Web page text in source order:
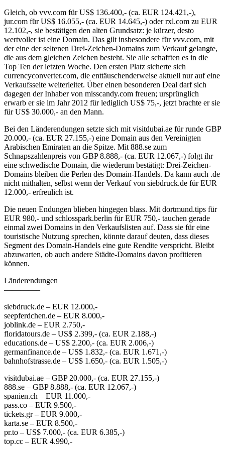
Gleich, ob vvv.com für US$ 136.400,- (ca. EUR 124.421,-),
jur.com für US$ 16.055,- (ca. EUR 14.645,-) oder rxl.com zu EUR
12.102,-, sie bestätigen den alten Grundsatz: je kürzer, desto
wertvoller ist eine Domain. Das gilt insbesondere für vvv.com, mit
der eine der seltenen Drei-Zeichen-Domains zum Verkauf gelangte,
die aus dem gleichen Zeichen besteht. Sie alle schafften es in die
Top Ten der letzten Woche. Den ersten Platz sicherte sich
currencyconverter.com, die enttäuschenderweise aktuell nur auf eine
Verkaufsseite weiterleitet. Über einen besonderen Deal darf sich
dagegen der Inhaber von misscandy.com freuen; ursprünglich
erwarb er sie im Jahr 2012 für lediglich US$ 75,-, jetzt brachte er sie
für US$ 30.000,- an den Mann.
Bei den Länderendungen setzte sich mit visitdubai.ae für runde GBP
20.000,- (ca. EUR 27.155,-) eine Domain aus den Vereinigten
Arabischen Emiraten an die Spitze. Mit 888.se zum
Schnapszahlenpreis von GBP 8.888,- (ca. EUR 12.067,-) folgt ihr
eine schwedische Domain, die wiederum bestätigt: Drei-Zeichen-
Domains bleiben die Perlen des Domain-Handels. Da kann auch .de
nicht mithalten, selbst wenn der Verkauf von siebdruck.de für EUR
12.000,- erfreulich ist.
Die neuen Endungen blieben hingegen blass. Mit dortmund.tips für
EUR 980,- und schlosspark.berlin für EUR 750,- tauchen gerade
einmal zwei Domains in den Verkaufslisten auf. Dass sie für eine
touristische Nutzung sprechen, könnte darauf deuten, dass dieses
Segment des Domain-Handels eine gute Rendite verspricht. Bleibt
abzuwarten, ob auch andere Städte-Domains davon profitieren
können.
Länderendungen
————–
siebdruck.de – EUR 12.000,-
seepferdchen.de – EUR 8.000,-
joblink.de – EUR 2.750,-
floridatours.de – US$ 2.399,- (ca. EUR 2.188,-)
educations.de – US$ 2.200,- (ca. EUR 2.006,-)
germanfinance.de – US$ 1.832,- (ca. EUR 1.671,-)
bahnhofstrasse.de – US$ 1.650,- (ca. EUR 1.505,-)
visitdubai.ae – GBP 20.000,- (ca. EUR 27.155,-)
888.se – GBP 8.888,- (ca. EUR 12.067,-)
spanien.ch – EUR 11.000,-
pass.co – EUR 9.500,-
tickets.gr – EUR 9.000,-
karta.se – EUR 8.500,-
pr.to – US$ 7.000,- (ca. EUR 6.385,-)
top.cc – EUR 4.990,-